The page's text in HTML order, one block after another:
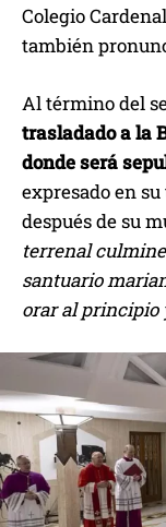
Colegio
también
Al término del
trasladado a la
donde será
expresado en
después de su
terrenal
santuario
orar al principio